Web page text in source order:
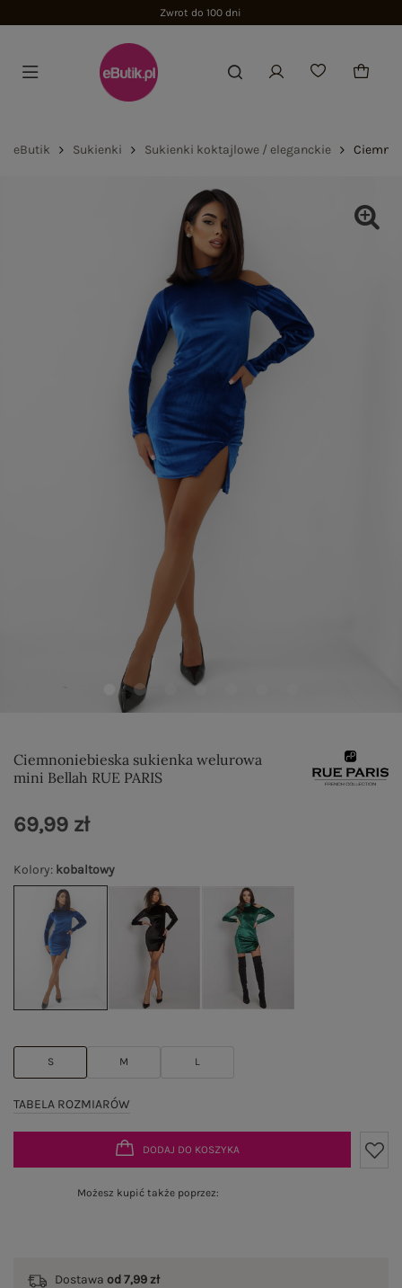
Zwrot do 100 dni
eButik Sukienki Sukienki koktajlowe / eleganckie
Ciemnoniebieska sukienka welurowa
mini Bellah RUE PARIS
Kolory: kobaltowy
S M L
TABELA ROZMIARÓW
69,99 zł
DODAJ DO KOSZYKA
Możesz kupić także poprzez:
Dostawa od 7,99 zł